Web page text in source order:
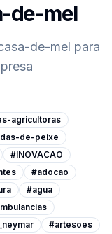
de-mel
de-mel para
agricultoras
de-peixe
#INOVACAO
#adocao
#agua
#artesoes